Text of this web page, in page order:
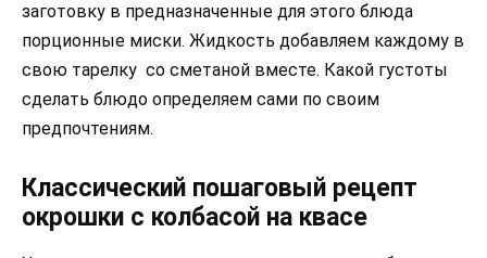
заготовку в предназначенные для этого блюда
порционные миски. Жидкость добавляем каждому в
свою тарелку со сметаной вместе. Какой густоты
сделать блюдо определяем сами по своим
предпочтениям.
Классический пошаговый рецепт
окрошки с колбасой на квасе